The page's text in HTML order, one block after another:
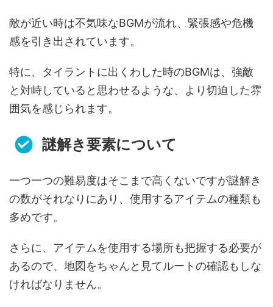
敵が近い時は不気味なBGMが流れ、緊張感や危機
感を引き出されています。
特に、タイラントに出くわした時のBGMは、強敵
と対峙していると思わせるような、より切迫した雰
囲気を感じられます。
謎解き要素について
一つ一つの難易度はそこまで高くないですが謎解き
の数がそれなりにあり、使用するアイテムの種類も
多めです。
さらに、アイテムを使用する場所も把握する必要が
あるので、地図をちゃんと見てルートの確認もしな
ければなりません。